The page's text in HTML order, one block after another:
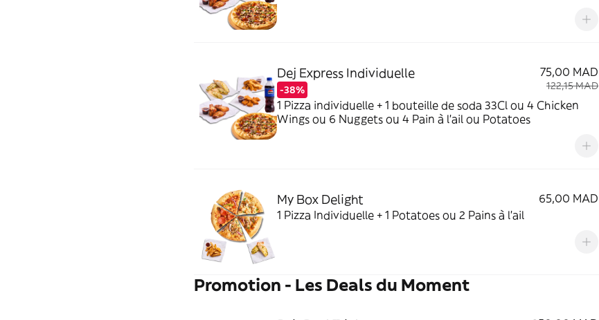
Dej Express Individuelle
-38%
75,00 MAD
122,15 MAD
1 Pizza individuelle + 1 bouteille de soda 33Cl ou 4 Chicken
Wings ou 6 Nuggets ou 4 Pain à l'ail ou Potatoes
My Box Delight
65,00 MAD
1 Pizza Individuelle + 1 Potatoes ou 2 Pains à l'ail
Promotion - Les Deals du Moment